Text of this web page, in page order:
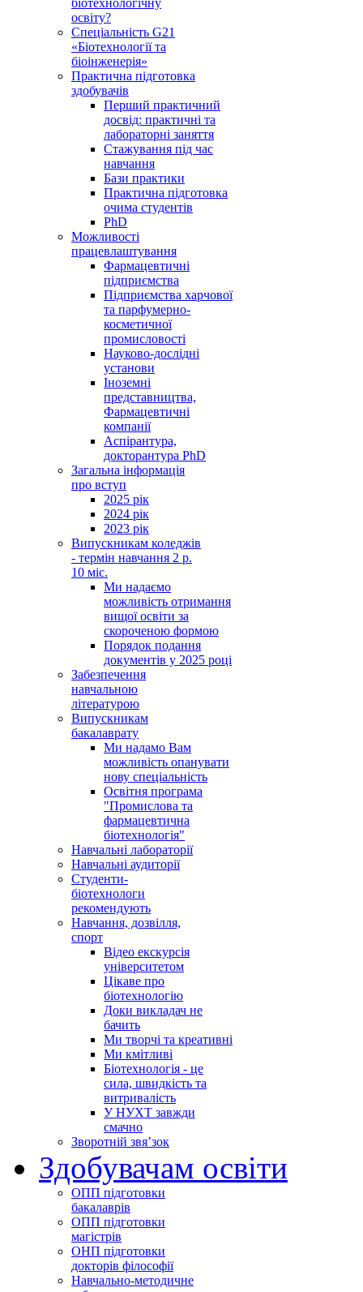
біотехнологічну
освіту?
Спеціальність G21
«Біотехнології та
біоінженерія»
Практична підготовка
здобувачів
Перший практичний
досвід: практичні та
лабораторні заняття
Стажування під час
навчання
Бази практики
Практична підготовка
очима студентів
PhD
Можливості
працевлаштування
Фармацевтичні
підприємства
Підприємства харчової
та парфумерно-
косметичної
промисловості
Науково-дослідні
установи
Іноземні
представництва,
Фармацевтичні
компанії
Аспірантура,
докторантура PhD
Загальна інформація
про вступ
2025 рік
2024 рік
2023 рік
Випускникам коледжів
- термін навчання 2 р.
10 міс.
Ми надаємо
можливість отримання
вищої освіти за
скороченою формою
Порядок подання
документів у 2025 році
Забезпечення
навчальною
літературою
Випускникам
бакалаврату
Ми надамо Вам
можливість опанувати
нову спеціальність
Освітня програма
"Промислова та
фармацевтична
біотехнологія"
Навчальні лабораторії
Навчальні аудиторії
Студенти-
біотехнологи
рекомендують
Навчання, дозвілля,
спорт
Відео екскурсія
університетом
Цікаве про
біотехнологію
Доки викладач не
бачить
Ми творчі та креативні
Ми кмітливі
Біотехнологія - це
сила, швидкість та
витривалість
У НУХТ завжди
смачно
Зворотній звя’зок
Здобувачам освіти
ОПП підготовки
бакалаврів
ОПП підготовки
магістрів
ОНП підготовки
докторів філософії
Навчально-методичне